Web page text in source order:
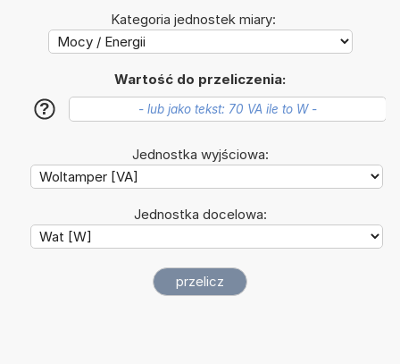
Kategoria jednostek miary:
Wartość do przeliczenia:
?
Jednostka wyjściowa:
Jednostka docelowa: